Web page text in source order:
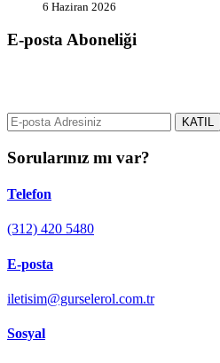
6 Haziran 2026
E-posta Aboneliği
KATIL
Sorularınız mı var?
Telefon
(312) 420 5480
E-posta
iletisim@gurselerol.com.tr
Sosyal